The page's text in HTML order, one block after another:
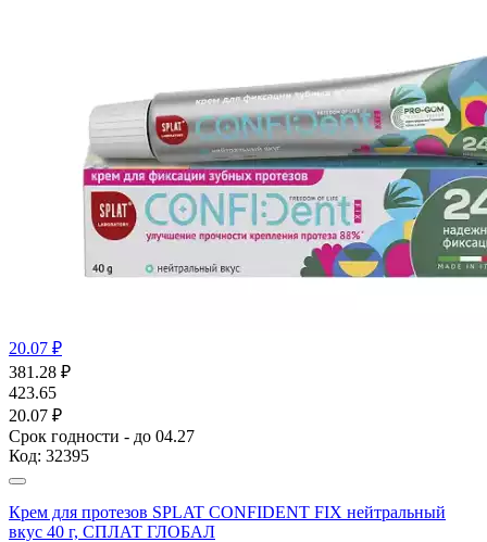
20.07 ₽
381.28 ₽
423.65
20.07 ₽
Срок годности - до 04.27
Код: 32395
Крем для протезов SPLAT CONFIDENT FIX нейтральный
вкус 40 г, СПЛАТ ГЛОБАЛ